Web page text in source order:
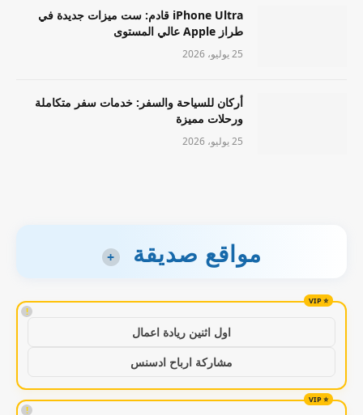
iPhone Ultra قادم: ست ميزات جديدة في
طراز Apple عالي المستوى
25 يوليو، 2026
أركان للسياحة والسفر: خدمات سفر متكاملة
ورحلات مميزة
25 يوليو، 2026
مواقع صديقة +
!
اول اثنين ريادة اعمال
مشاركة ارباح ادسنس
!